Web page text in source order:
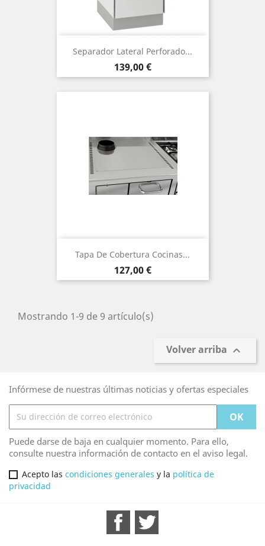
Separador Lateral Perforado...
Precio
139,00 €
Tapa De Cobertura Cocinas...
Precio
127,00 €
Mostrando 1-9 de 9 artículo(s)
Volver arriba 
Infórmese de nuestras últimas noticias y ofertas especiales
Puede darse de baja en cualquier momento. Para ello,
consulte nuestra información de contacto en el aviso legal.
Acepto las condiciones generales y la política de
privacidad
Facebook